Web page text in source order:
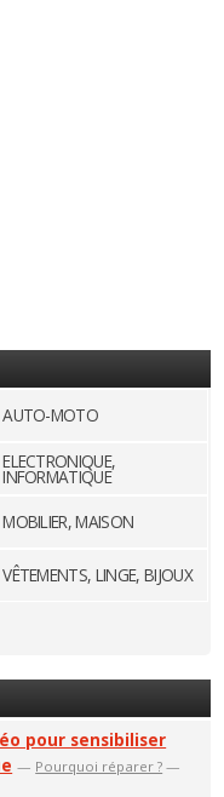
AUTO-MOTO
ELECTRONIQUE,
INFORMATIQUE
MOBILIER, MAISON
VÊTEMENTS, LINGE, BIJOUX
pour sensibiliser
— Pourquoi réparer ? —